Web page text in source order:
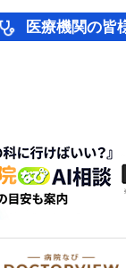
医療機関の皆